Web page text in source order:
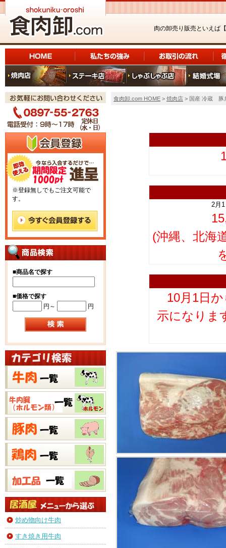
肉の卸売り販売といえば【
※登録無しでもご注文可能で
す。
■商品名で探す
■価格で探す
円～
円
炒め物向け牛肉
すき焼き用牛肉
食肉卸.com HOME > 焼肉店 > 国産 冷蔵 豚
2月
(沖縄、北海
10月1日
示になりま